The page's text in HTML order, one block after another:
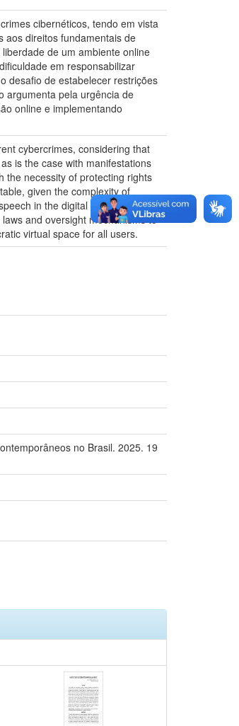
cibernéticos, tendo em vista
aos direitos fundamentais de
de um ambiente online
em responsabilizar
desafio de estabelecer restrições
argumenta pela urgência de
online e implementando
cybercrimes, considering that
is the case with manifestations
the necessity of protecting rights
given the complexity of
in the digital sphere, in
and oversight mechanisms to
virtual space for all users.
no Brasil. 2025. 19